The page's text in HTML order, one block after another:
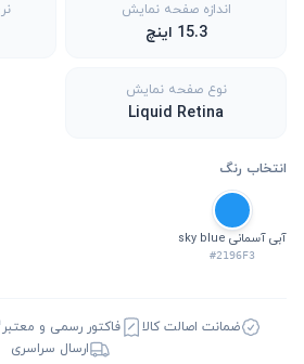
اندازه صفحه نمایش
15.3 اینچ
نوع صفحه نمایش
Liquid Retina
انتخاب رنگ
آبی آسمانی sky blue
#2196F3
ضمانت اصالت کالا فاکتور رسمی و معتبر
ارسال سراسری